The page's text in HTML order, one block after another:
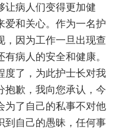
让病人们变得更加健
爱和关心。作为一名护
，因为工作一旦出现查
病人的安全和健康。
度了，为此护士长对我
抱歉，我向您承认，今
为了自己的私事不对他
到自己的愚昧，任何事